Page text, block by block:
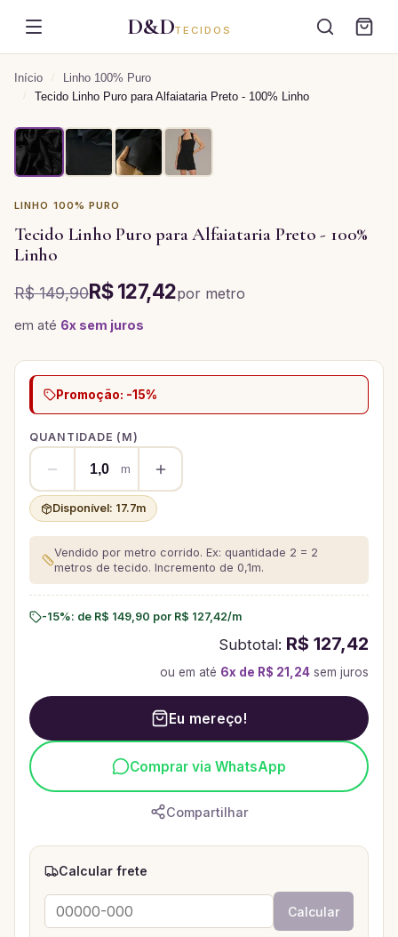
D&DTECIDOS
Início / Linho 100% Puro
/ Tecido Linho Puro para Alfaiataria Preto - 100% Linho
LINHO 100% PURO
Tecido Linho Puro para Alfaiataria Preto - 100%
Linho
R$ 149,90R$ 127,42por metro
em até 6x sem juros
Promoção: -15%
QUANTIDADE ( M)
m
Disponível: 17.7m
Vendido por metro corrido. Ex: quantidade 2 = 2
metros de tecido. Incremento de 0,1m.
-15%: de R$ 149,90 por R$ 127,42/m
Subtotal: R$ 127,42
ou em até 6x de R$ 21,24 sem juros
Eu mereço!
Comprar via WhatsApp
Compartilhar
Calcular frete
Calcular